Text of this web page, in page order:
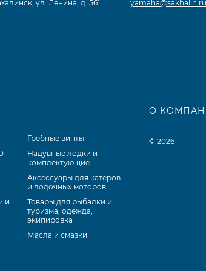
ул. Ленина, д. 561 yamaha@sakhalin.ru
и
Гребные винты
Надувные лодки и
комплектующие
Аксессуары для катеров
и лодочных моторов
Товары для рыбалки и
туризма, одежда,
экипировка
Масла и смазки
О
© 2026